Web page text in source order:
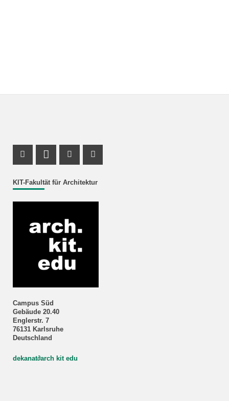
KIT-Fakultät für Architektur
Campus Süd
Gebäude 20.40
Englerstr. 7
76131 Karlsruhe
Deutschland
dekanat∂arch kit edu
Instagram Profil
LinkedIn Profil
Youtube Profil
Facebook Profil